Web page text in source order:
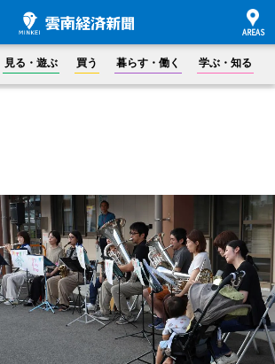
見る・遊ぶ 買う 暮らす・働く 学ぶ・知る